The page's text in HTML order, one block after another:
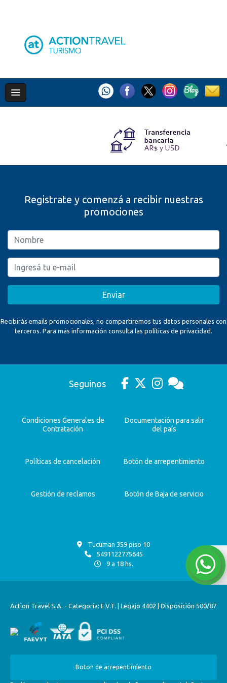
Registrate y comenzá a recibir nuestras
promociones
Enviar
Recibirás emails promocionales, no compartiremos tus datos personales con
terceros. Para más información consulta las políticas de privacidad.
Seguinos
Condiciones Generales de
Contratación
Documentación para salir
del país
Políticas de cancelación Botón de arrepentimiento
Gestión de reclamos Botón de Baja de servicio
Tucuman 359 piso 10
5491122775645
9 a 18 hs.
Action Travel S.A. - Categoría: E.V.T. | Legajo 4402 | Disposición 500/87
Boton de arrepentimiento